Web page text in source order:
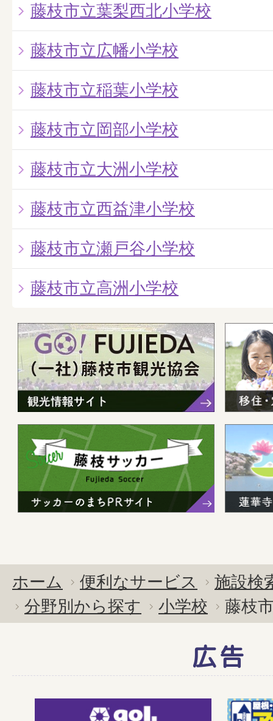
藤枝市立葉梨西北小学校
藤枝市立広幡小学校
藤枝市立稲葉小学校
藤枝市立岡部小学校
藤枝市立大洲小学校
藤枝市立西益津小学校
藤枝市立瀬戸谷小学校
藤枝市立高洲小学校
ホーム 便利なサービス
施設検
分野別から探す
小学校 藤枝
広告